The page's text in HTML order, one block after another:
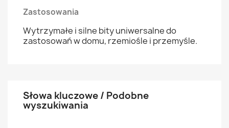
Zastosowania
Wytrzymałe i silne bity uniwersalne do
zastosowań w domu, rzemiośle i przemyśle.
Słowa kluczowe / Podobne
wyszukiwania